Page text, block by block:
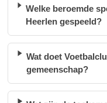
Welke beroemde
Heerlen gespeeld?
Wat doet
gemeenschap?